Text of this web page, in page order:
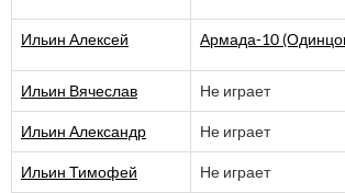
Ильин Алексей Армада-10
Ильин Вячеслав Не играет
Ильин Александр Не играет
Ильин Тимофей Не играет